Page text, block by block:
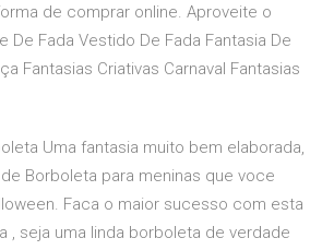
de comprar online. Aproveite o
De Fada Vestido De Fada Fantasia De
Fantasias Criativas Carnaval Fantasias
Uma fantasia muito bem elaborada,
Borboleta para meninas que voce
Faca o maior sucesso com esta
, seja uma linda borboleta de verdade